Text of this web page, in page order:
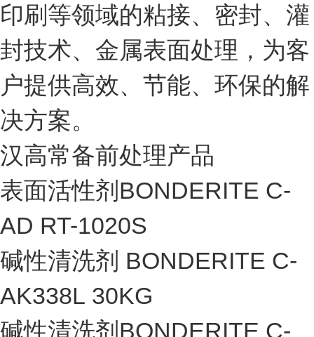
印刷等领域的粘接、密封、灌
封技术、金属表面处理，为客
户提供高效、节能、环保的解
决方案。
汉高常备前处理产品
表面活性剂BONDERITE C-
AD RT-1020S
碱性清洗剂 BONDERITE C-
AK338L 30KG
碱性清洗剂BONDERITE C-